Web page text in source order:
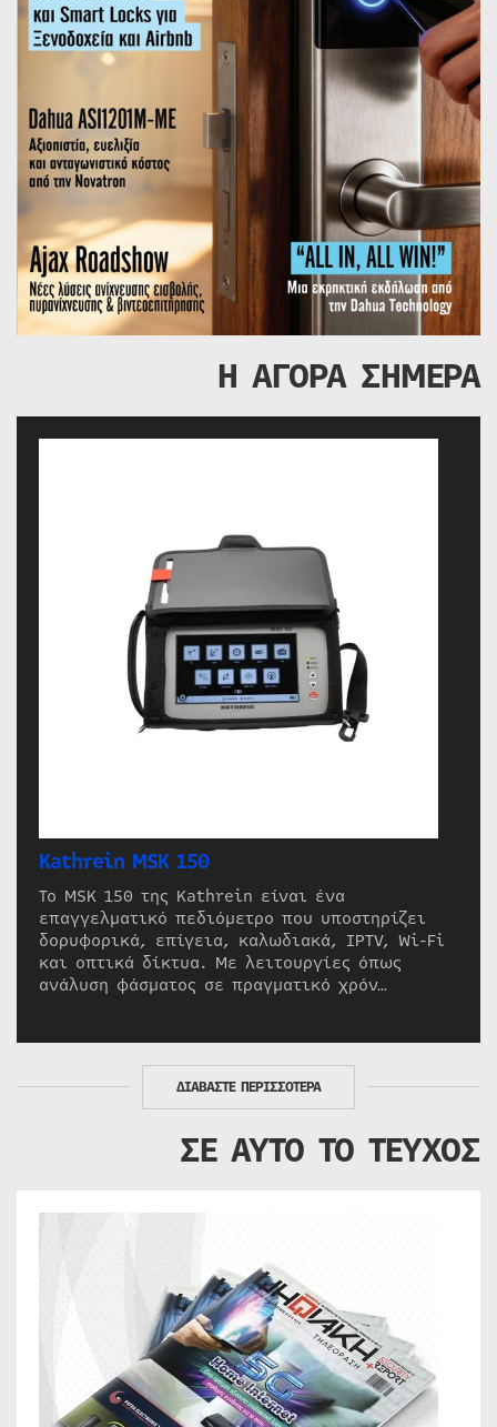
Η ΑΓΟΡΑ ΣΗΜΕΡΑ
Kathrein MSK 150
Το MSK 150 της Kathrein είναι ένα
επαγγελματικό πεδιόμετρο που υποστηρίζει
δορυφορικά, επίγεια, καλωδιακά, IPTV, Wi-Fi
και οπτικά δίκτυα. Με λειτουργίες όπως
ανάλυση φάσματος σε πραγματικό χρόν…
ΔΙΑΒΑΣΤΕ ΠΕΡΙΣΣΟΤΕΡΑ
ΣΕ ΑΥΤΟ ΤΟ ΤΕΥΧΟΣ